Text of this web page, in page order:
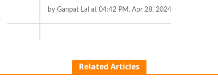
by Ganpat Lal at 04:42 PM, Apr 28, 2024
Related Articles